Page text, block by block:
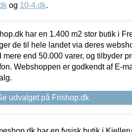
og 10-4.dk.
har en 1.400 m2 stor butik i
de til hele landet via deres
mere end 50.000 varer, og tilbyder
Webshoppen er godkendt af E-
udvalget på Frishop.dk